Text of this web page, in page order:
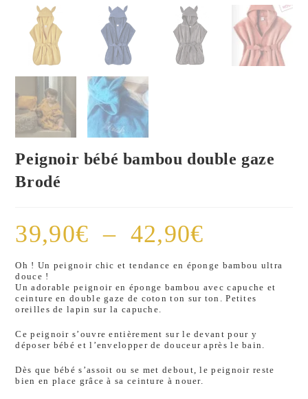
Peignoir bébé bambou double gaze
Brodé
39,90€ – 42,90€
Oh ! Un peignoir chic et tendance en éponge bambou ultra
douce !
Un adorable peignoir en éponge bambou avec capuche et
ceinture en double gaze de coton ton sur ton. Petites
oreilles de lapin sur la capuche.
Ce peignoir s’ouvre entièrement sur le devant pour y
déposer bébé et l’envelopper de douceur après le bain.
Dès que bébé s’assoit ou se met debout, le peignoir reste
bien en place grâce à sa ceinture à nouer.